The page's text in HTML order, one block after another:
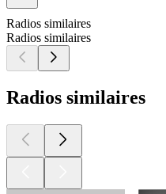
Radios similaires
Radios similaires
Radios similaires